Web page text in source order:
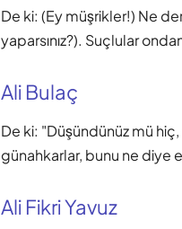
De ki: (Ey müşrikler!) Ne
yaparsınız?). Suçlular
Ali Bulaç
De ki: "Düşündünüz mü
günahkarlar, bunu ne diye
Ali Fikri Yavuz